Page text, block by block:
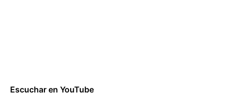
Escuchar en YouTube